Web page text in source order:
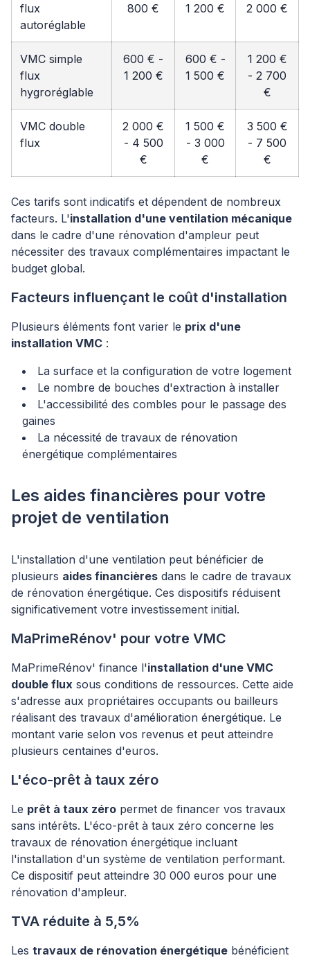
flux
autoréglable
800 €
1 200 €
2 000 €
VMC simple
flux
hygroréglable
600 € -
1 200 €
600 € -
1 500 €
1 200 €
- 2 700
€
VMC double
flux
2 000 €
- 4 500
€
1 500 €
- 3 000
€
3 500 €
- 7 500
€
Ces tarifs sont indicatifs et dépendent de nombreux
facteurs. L'installation d'une ventilation mécanique
dans le cadre d'une rénovation d'ampleur peut
nécessiter des travaux complémentaires impactant le
budget global.
Facteurs influençant le coût d'installation
Plusieurs éléments font varier le prix d'une
installation VMC :
La surface et la configuration de votre logement
Le nombre de bouches d'extraction à installer
L'accessibilité des combles pour le passage des
gaines
La nécessité de travaux de rénovation
énergétique complémentaires
Les aides financières pour votre
projet de ventilation
L'installation d'une ventilation peut bénéficier de
plusieurs aides financières dans le cadre de travaux
de rénovation énergétique. Ces dispositifs réduisent
significativement votre investissement initial.
MaPrimeRénov' pour votre VMC
MaPrimeRénov' finance l'installation d'une VMC
double flux sous conditions de ressources. Cette aide
s'adresse aux propriétaires occupants ou bailleurs
réalisant des travaux d'amélioration énergétique. Le
montant varie selon vos revenus et peut atteindre
plusieurs centaines d'euros.
L'éco-prêt à taux zéro
Le prêt à taux zéro permet de financer vos travaux
sans intérêts. L'éco-prêt à taux zéro concerne les
travaux de rénovation énergétique incluant
l'installation d'un système de ventilation performant.
Ce dispositif peut atteindre 30 000 euros pour une
rénovation d'ampleur.
TVA réduite à 5,5%
Les travaux de rénovation énergétique bénéficient